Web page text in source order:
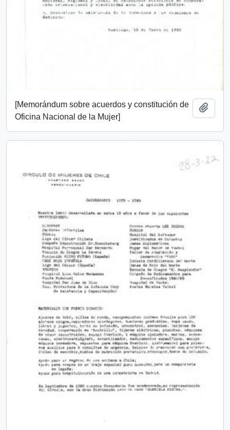
[Memorándum sobre acuerdos y constitución de
Oficina Nacional de la Mujer]